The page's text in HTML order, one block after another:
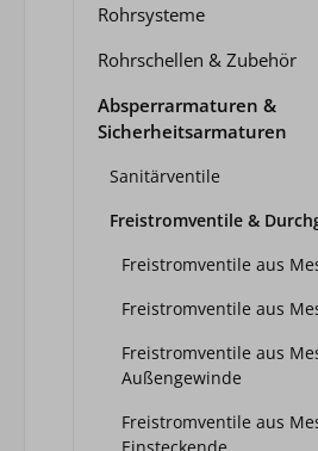
Rohrsysteme
Rohrschellen & Zubehör
Absperrarmaturen &
Sicherheitsarmaturen
Sanitärventile
Freistromventile &
Freistromventile aus
Freistromventile aus
Freistromventile aus
Außengewinde
Freistromventile aus
Einsteckende